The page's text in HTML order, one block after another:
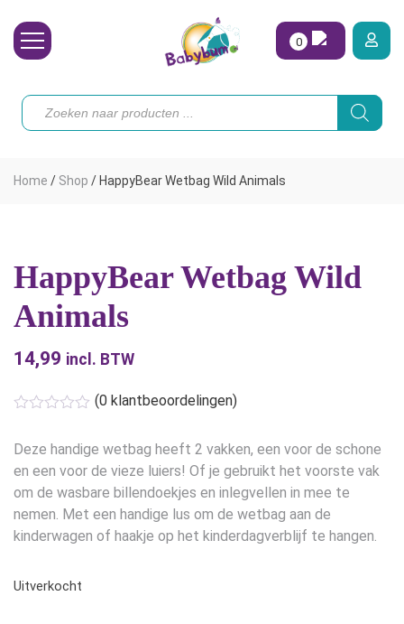
Toebehoren
Onze merken
Hoe begin ik?
0
Producten
zoeken
Home / Shop / HappyBear Wetbag Wild Animals
HappyBear Wetbag Wild
Animals
14,99 incl. BTW
(0 klantbeoordelingen)
Deze handige wetbag heeft 2 vakken, een voor de schone
en een voor de vieze luiers! Of je gebruikt het voorste vak
om de wasbare billendoekjes en inlegvellen in mee te
nemen. Met een handige lus om de wetbag aan de
kinderwagen of haakje op het kinderdagverblijf te hangen.
Uitverkocht